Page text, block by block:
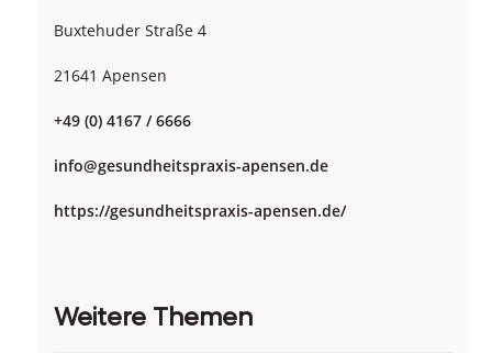
Buxtehuder Straße 4
21641 Apensen
+49 (0) 4167 / 6666
info@gesundheitspraxis-apensen.de
https://gesundheitspraxis-apensen.de/
Weitere Themen